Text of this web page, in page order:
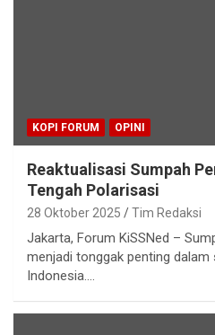
KOPI FORUM OPINI
Reaktualisasi Sumpah
Tengah Polarisasi
28 Oktober 2025 Tim Redaksi
Jakarta, Forum KiSSNed –
menjadi tonggak penting
Indonesia.…